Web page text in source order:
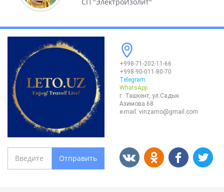
+998-71-202-11-66
+998-90-011-80-70
Telegram
WhatsApp
г. Ташкент, ул.Садык
Азимова 68
e-mail: vinzamo@gmail.com
Отправить